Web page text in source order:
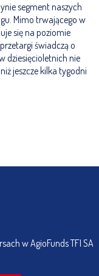
segment naszych
Mimo trwającego w
się na poziomie
świadczą o
dziesięcioletnich nie
jeszcze kilka tygodni
w AgioFunds TFI SA